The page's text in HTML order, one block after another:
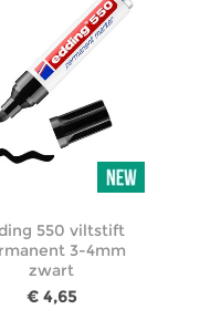
550 viltstift
3-4mm
zwart
€ 4,65